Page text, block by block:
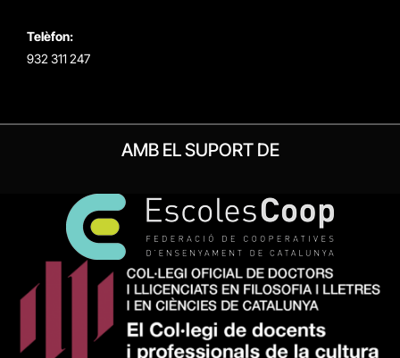
Telèfon:
932 311 247
AMB EL SUPORT DE